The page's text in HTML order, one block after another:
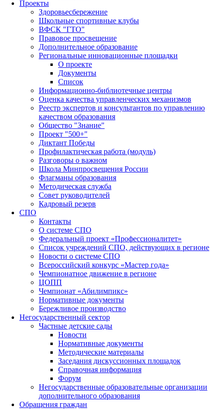
Проекты
Здоровьесбережение
Школьные спортивные клубы
ВФСК "ГТО"
Правовое просвещение
Дополнительное образование
Региональные инновационные площадки
О проекте
Документы
Список
Информационно-библиотечные центры
Оценка качества управленческих механизмов
Реестр экспертов и консультантов по управлению
качеством образования
Общество "Знание"
Проект "500+"
Диктант Победы
Профилактическая работа (модуль)
Разговоры о важном
Школа Минпросвещения России
Флагманы образования
Методическая служба
Совет руководителей
Кадровый резерв
СПО
Контакты
О системе СПО
Федеральный проект «Профессионалитет»
Список учреждений СПО, действующих в регионе
Новости о системе СПО
Всероссийский конкурс «Мастер года»
Чемпионатное движение в регионе
ЦОПП
Чемпионат «Абилимпикс»
Нормативные документы
Бережливое производство
Негосударственный сектор
Частные детские сады
Новости
Нормативные документы
Методические материалы
Заседания дискуссионных площадок
Справочная информация
Форум
Негосударственные образовательные организации
дополнительного образования
Обращения граждан